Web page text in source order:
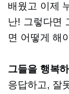
배웠고 이제
난! 그렇다면
면 어떻게 해
그들을 행복
응답하고, 잘